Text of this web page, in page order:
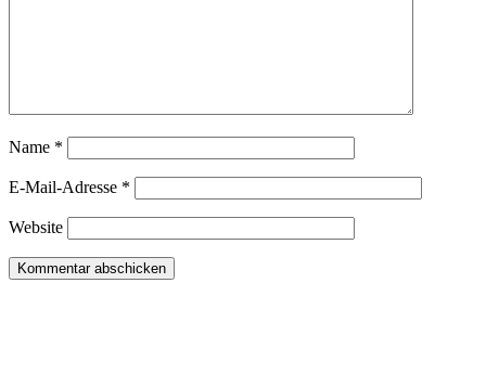
Name *
E-Mail-Adresse *
Website